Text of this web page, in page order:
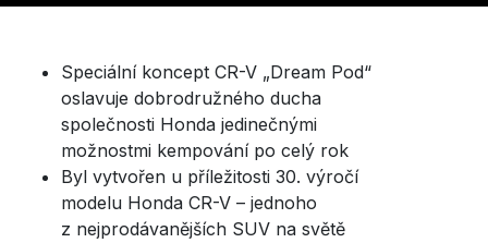
Speciální koncept CR-V „Dream Pod“
oslavuje dobrodružného ducha
společnosti Honda jedinečnými
možnostmi kempování po celý rok
Byl vytvořen u příležitosti 30. výročí
modelu Honda CR-V – jednoho
z nejprodávanějších SUV na světě